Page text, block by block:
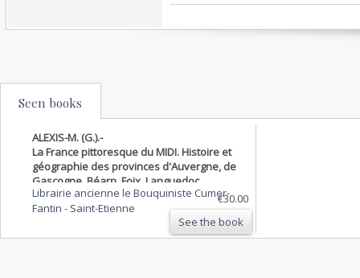
Seen books
ALEXIS-M. (G.).-
La France pittoresque du MIDI. Histoire et
géographie des provinces d'Auvergne, de
Gascogne, Béarn, Foix, Languedoc,
Roussillon, Comtat, Nice, Provence, Corse,
et des départements qu'elles ont formés.
Librairie ancienne le Bouquiniste Cumer-
Fantin - Saint-Etienne
€30.00
See the book